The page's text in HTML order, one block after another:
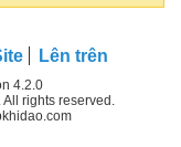
Lên trên
4.2.0
rights reserved.